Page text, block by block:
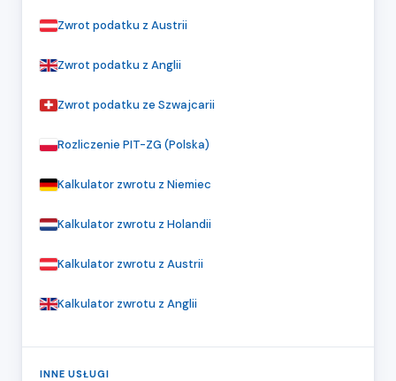
Zwrot podatku z Austrii
Zwrot podatku z Anglii
Zwrot podatku ze Szwajcarii
Rozliczenie PIT-ZG (Polska)
Kalkulator zwrotu z Niemiec
Kalkulator zwrotu z Holandii
Kalkulator zwrotu z Austrii
Kalkulator zwrotu z Anglii
INNE USŁUGI